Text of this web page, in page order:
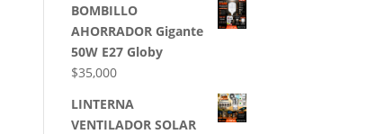
BOMBILLO
AHORRADOR Gigante
50W E27 Globy
$35,000
LINTERNA
VENTILADOR SOLAR